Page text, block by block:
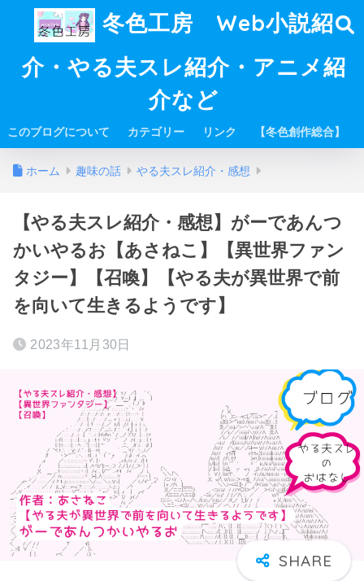
冬色工房 Web小説紹
介・やる夫スレ紹介・アニメ紹
介など
このブログについて カテゴリー リンク 【冬色創作総合】
ホーム 趣味の話 やる夫スレ紹介・感想
【やる夫スレ紹介・感想】がーであんつ
かいやるお【あさねこ】【異世界ファン
タジー】【召喚】【やる夫が異世界で前
を向いて生きるようです】
2023年11月30日